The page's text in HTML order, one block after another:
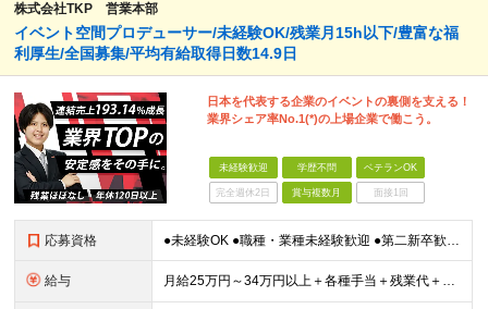
株式会社TKP 営業本部
イベント空間プロデューサー/未経験OK/残業月15h以下/豊富な福
利厚生/全国募集/平均有給取得日数14.9日
日本を代表する企業のイベントの裏側を支える！
業界シェア率No.1(*)の上場企業で働こう。
未経験歓迎 学歴不問 ベテランOK
完全週休2日 賞与複数月 面接1回
応募資格 ●未経験OK ●職種・業種未経験歓迎 ●第二新卒歓迎 ●学歴不問 ＜こんな方におすすめ！＞ ◎ホテル・アパレル・携帯販売など接客経験を活かしたい ◎「今の会社、この先が見えない」と感じている ◎上場
給与 月給25万円～34万円以上＋各種手当＋残業代＋賞与年2回（昨年度2～4ヶ月分） 初年度想定年収：350万円～ ＜クラス・経験別の月給目安＞ ■メンバークラス：月給25万円以上 ■店長やSVなどのマネ